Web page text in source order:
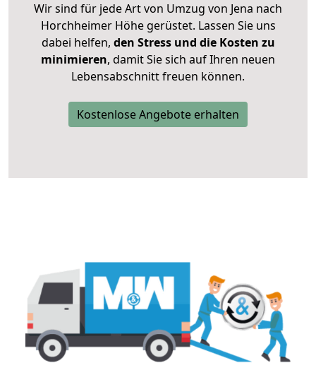
Wir sind für jede Art von Umzug von Jena nach
Horchheimer Höhe gerüstet. Lassen Sie uns
dabei helfen, den Stress und die Kosten zu
minimieren, damit Sie sich auf Ihren neuen
Lebensabschnitt freuen können.
Kostenlose Angebote erhalten